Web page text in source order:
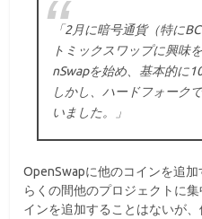
「2月に暗号通貨（特に
トミックスワップに興味
nSwapを始め、基本的に
しかし、ハードフォーク
いました。」
OpenSwapに他のコインを追
らくの間他のプロジェクトに
インを追加することはないが